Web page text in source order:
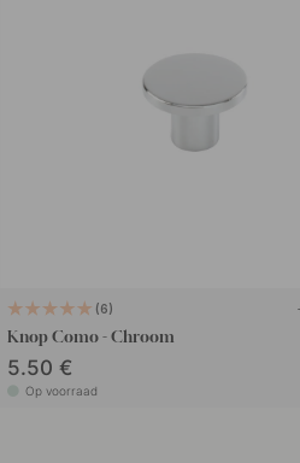
6
Knop Como - Chroom
5.50 €
Op voorraad